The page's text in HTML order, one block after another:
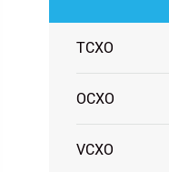
TCXO
OCXO
VCXO